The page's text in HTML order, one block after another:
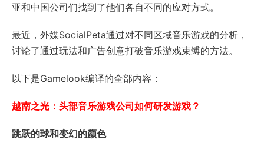
亚和中国公司们找到了他们各自不同的应对方式。
最近，外媒SocialPeta通过对不同区域音乐游戏的分析，
讨论了通过玩法和广告创意打破音乐游戏束缚的方法。
以下是Gamelook编译的全部内容：
越南之光：头部音乐游戏公司如何研发游戏？
跳跃的球和变幻的颜色